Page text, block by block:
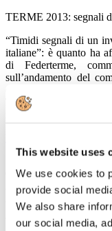
This website uses
We use cookies to
provide social
We also share
our social media,
TERME 2013: segnali
“Timidi segnali di un
italiane”: è quanto ha
di Federterme,
sull’andamento del
Termale in corso oggi
in collaborazione con la
Ottobre
2013
Associazione Italiana
VALORE TURISMO,